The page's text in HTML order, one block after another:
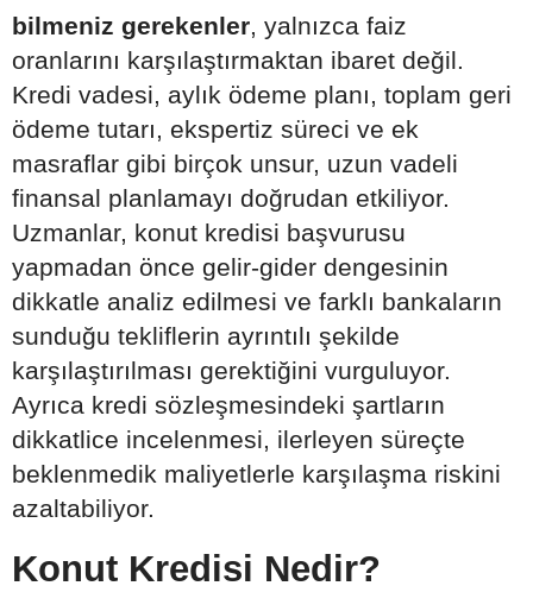
bilmeniz gerekenler, yalnızca faiz
oranlarını karşılaştırmaktan ibaret değil.
Kredi vadesi, aylık ödeme planı, toplam geri
ödeme tutarı, ekspertiz süreci ve ek
masraflar gibi birçok unsur, uzun vadeli
finansal planlamayı doğrudan etkiliyor.
Uzmanlar, konut kredisi başvurusu
yapmadan önce gelir-gider dengesinin
dikkatle analiz edilmesi ve farklı bankaların
sunduğu tekliflerin ayrıntılı şekilde
karşılaştırılması gerektiğini vurguluyor.
Ayrıca kredi sözleşmesindeki şartların
dikkatlice incelenmesi, ilerleyen süreçte
beklenmedik maliyetlerle karşılaşma riskini
azaltabiliyor.
Konut Kredisi Nedir?